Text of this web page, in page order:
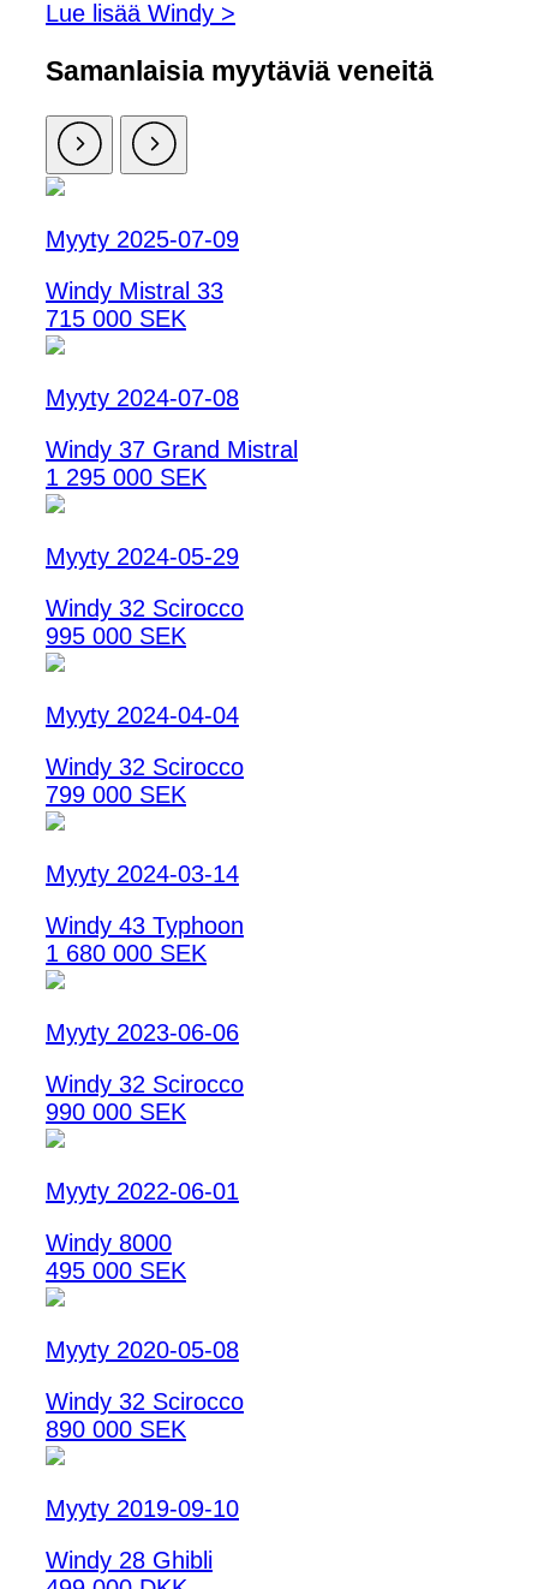
Lue lisää Windy >
Samanlaisia ​​myytäviä veneitä
Myyty 2025-07-09
Windy Mistral 33
715 000 SEK
Myyty 2024-07-08
Windy 37 Grand Mistral
1 295 000 SEK
Myyty 2024-05-29
Windy 32 Scirocco
995 000 SEK
Myyty 2024-04-04
Windy 32 Scirocco
799 000 SEK
Myyty 2024-03-14
Windy 43 Typhoon
1 680 000 SEK
Myyty 2023-06-06
Windy 32 Scirocco
990 000 SEK
Myyty 2022-06-01
Windy 8000
495 000 SEK
Myyty 2020-05-08
Windy 32 Scirocco
890 000 SEK
Myyty 2019-09-10
Windy 28 Ghibli